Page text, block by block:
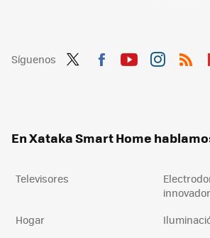
Síguenos
En Xataka Smart Home
Televisores
Hogar